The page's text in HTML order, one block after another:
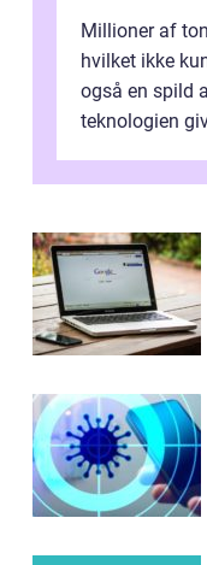
Millioner af
hvilket ikke
også en spild
teknologien